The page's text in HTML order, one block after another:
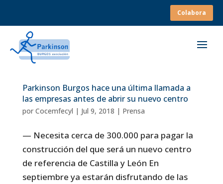
Colabora
Parkinson Burgos hace una última llamada a
las empresas antes de abrir su nuevo centro
por Cocemfecyl | Jul 9, 2018 | Prensa
— Necesita cerca de 300.000 para pagar la
construcción del que será un nuevo centro
de referencia de Castilla y León En
septiembre ya estarán disfrutando de las